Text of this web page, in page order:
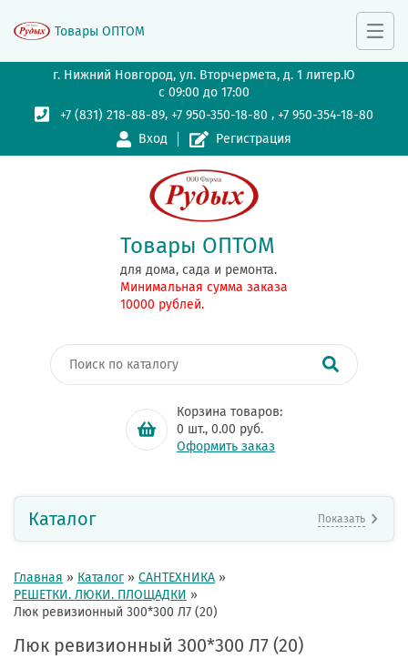
г. Нижний Новгород, ул. Вторчермета, д. 1 литер.Ю
с 09:00 до 17:00
+7 (831) 218-88-89,+7 950-350-18-80 ,+7 950-354-18-80
Вход
Регистрация
Товары ОПТОМ
для дома, сада и ремонта.
Минимальная сумма заказа
10000 рублей.
Корзина товаров:
0 шт., 0.00 руб.
Оформить заказ
Товары ОПТОМ
Каталог Показать
Главная » Каталог » САНТЕХНИКА »
РЕШЕТКИ. ЛЮКИ. ПЛОЩАДКИ »
Люк ревизионный 300*300 Л7 (20)
Люк ревизионный 300*300 Л7 (20)